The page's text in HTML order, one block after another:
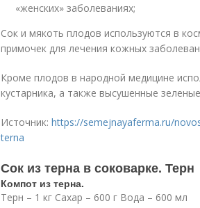
«женских» заболеваниях;
Сок и мякоть плодов используются в
примочек для лечения кожных
Кроме плодов в народной медицине
кустарника, а также высушенные
Источник: https://semejnayaferma.ru/
terna
Сок из терна в соковарке. Терн
Компот из терна.
Терн – 1 кг Сахар – 600 г Вода – 600 мл